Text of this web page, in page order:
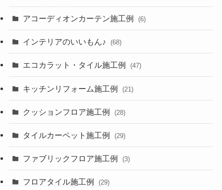
アコーディオンカーテン施工例 (6)
インテリアのいいもん♪ (68)
エコカラット・タイル施工例 (47)
キッチンリフォーム施工例 (21)
クッションフロア施工例 (28)
タイルカーペット施工例 (29)
ファブリックフロア施工例 (3)
フロアタイル施工例 (29)